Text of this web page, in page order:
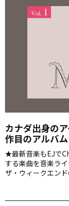
カナダ出身の
作目のアルバ
★最新音楽もEJで
する楽曲を音楽ラ
ザ・ウィークエン